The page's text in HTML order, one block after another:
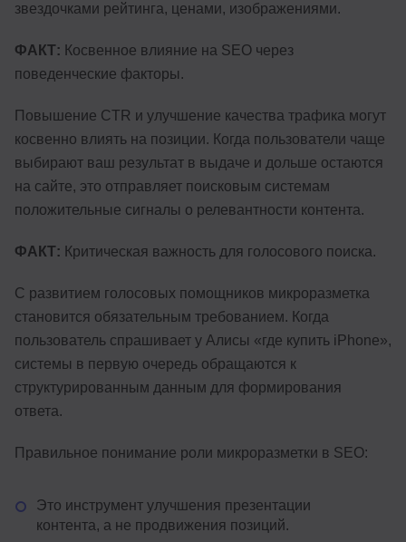
звездочками рейтинга, ценами, изображениями.
ФАКТ: Косвенное влияние на SEO через
поведенческие факторы.
Повышение CTR и улучшение качества трафика могут
косвенно влиять на позиции. Когда пользователи чаще
выбирают ваш результат в выдаче и дольше остаются
на сайте, это отправляет поисковым системам
положительные сигналы о релевантности контента.
ФАКТ: Критическая важность для голосового поиска.
С развитием голосовых помощников микроразметка
становится обязательным требованием. Когда
пользователь спрашивает у Алисы «где купить iPhone»,
системы в первую очередь обращаются к
структурированным данным для формирования
ответа.
Правильное понимание роли микроразметки в SEO:
Это инструмент улучшения презентации
контента, а не продвижения позиций.